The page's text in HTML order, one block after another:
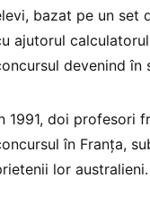
bazat pe un set
ajutorul
devenind
1991, doi profesori
în Franţa,
lor